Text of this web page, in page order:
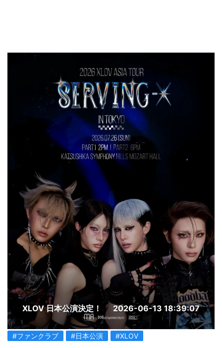
XLOV 日本公演決定！ 2026-06-13 18:39:07
#ファンクラブ #日本公演 #XLOV